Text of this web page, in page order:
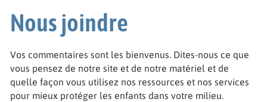
Nous joindre
Vos commentaires sont les bienvenus. Dites-nous ce que
vous pensez de notre site et de notre matériel et de
quelle façon vous utilisez nos ressources et nos services
pour mieux protéger les enfants dans votre milieu.